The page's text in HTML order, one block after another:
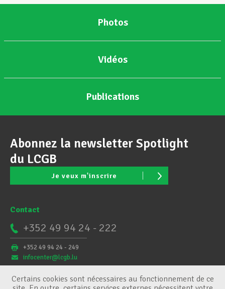
Photos
Vidéos
Publications
Abonnez la newsletter Spotlight
du LCGB
Je veux m'inscrire
Contact
+352 49 94 24 - 222
+352 49 94 24 - 249
infocenter@lcgb.lu
Certains cookies sont nécessaires au fonctionnement de ce